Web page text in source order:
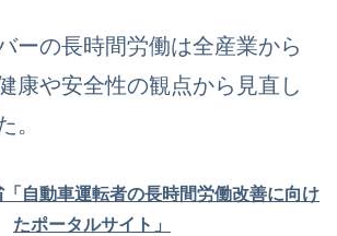
ーの長時間労働は全産業から
康や安全性の観点から見直し
。
自動車運転者の長時間労働改善に向け
たポータルサイト」